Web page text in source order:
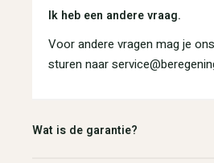
Ik heb een andere vraag.
Voor andere vragen mag je
sturen naar
Wat is de garantie?